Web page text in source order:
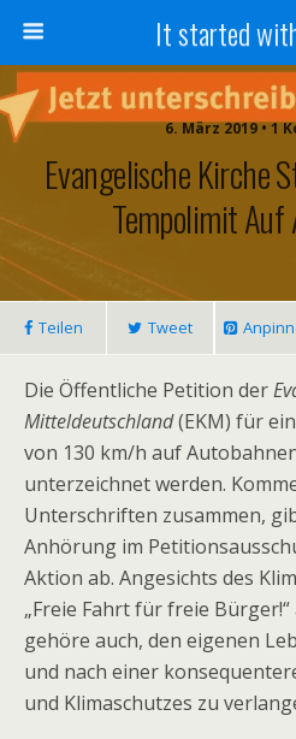
It started
6. März 2019 • 1
Evangelische Kirche
Tempolimit Auf
Teilen Tweet
Die Öffentliche Petition der
Mitteldeutschland(EKM) für
von 130 km/h auf
unterzeichnet werden.
Unterschriften zusammen,
Anhörung im
Aktion ab. Angesichts des
„Freie Fahrt für freie
gehöre auch, den eigenen
und nach einer
und Klimaschutzes zu